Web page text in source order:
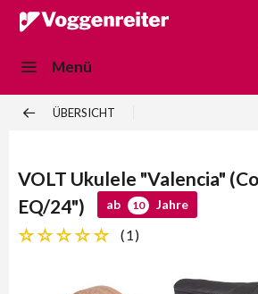
Menü
ÜBERSICHT
VOLT Ukulele "Valencia"
EQ/24")
ab 10 Jahre
(1 )